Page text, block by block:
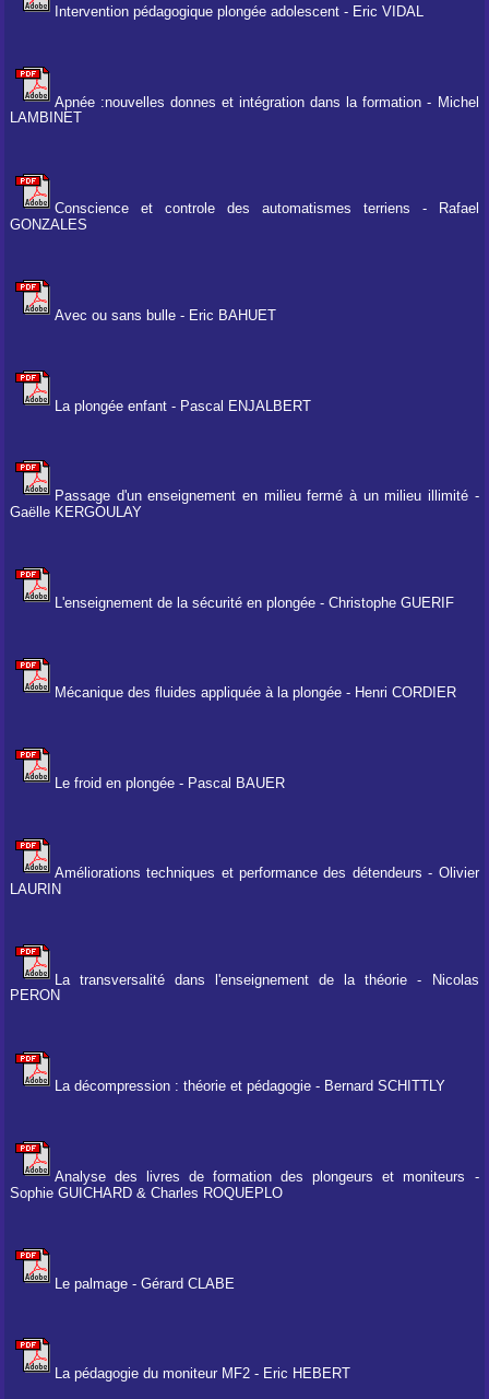
Intervention pédagogique plongée adolescent - Eric VIDAL
Apnée :nouvelles donnes et intégration dans la formation - Michel
LAMBINET
Conscience et controle des automatismes terriens - Rafael
GONZALES
Avec ou sans bulle - Eric BAHUET
La plongée enfant - Pascal ENJALBERT
Passage d'un enseignement en milieu fermé à un milieu illimité -
Gaëlle KERGOULAY
L'enseignement de la sécurité en plongée - Christophe GUERIF
Mécanique des fluides appliquée à la plongée - Henri CORDIER
Le froid en plongée - Pascal BAUER
Améliorations techniques et performance des détendeurs - Olivier
LAURIN
La transversalité dans l'enseignement de la théorie - Nicolas
PERON
La décompression : théorie et pédagogie - Bernard SCHITTLY
Analyse des livres de formation des plongeurs et moniteurs -
Sophie GUICHARD & Charles ROQUEPLO
Le palmage - Gérard CLABE
La pédagogie du moniteur MF2 - Eric HEBERT